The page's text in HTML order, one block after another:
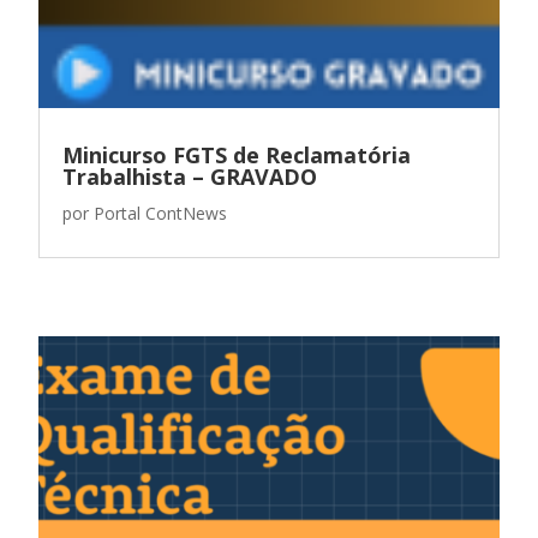
Minicurso FGTS de Reclamatória
Trabalhista – GRAVADO
por Portal ContNews